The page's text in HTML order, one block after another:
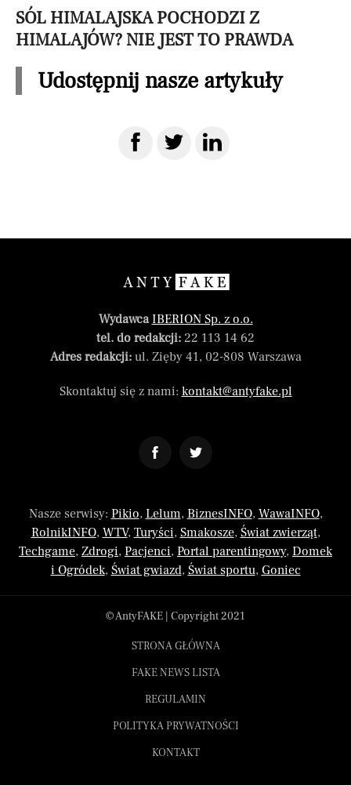
SÓL HIMALAJSKA POCHODZI Z
HIMALAJÓW? NIE JEST TO PRAWDA
Udostępnij nasze artykuły
WydawcaIBERION Sp. z o.o.
tel. do redakcji: 22 113 14 62
Adres redakcji:ul. Zięby 41, 02-808 Warszawa
Skontaktuj się z nami: kontakt@antyfake.pl
Nasze serwisy: Pikio, Lelum, BiznesINFO, WawaINFO,
RolnikINFO, WTV, Turyści, Smakosze, Świat zwierząt,
Techgame, Zdrogi, Pacjenci, Portal parentingowy, Domek
i Ogródek, Świat gwiazd, Świat sportu, Goniec
© AntyFAKE | Copyright 2021
STRONA GŁÓWNA
FAKE NEWS LISTA
REGULAMIN
POLITYKA PRYWATNOŚCI
KONTAKT